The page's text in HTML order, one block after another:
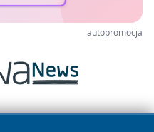
autopromocja